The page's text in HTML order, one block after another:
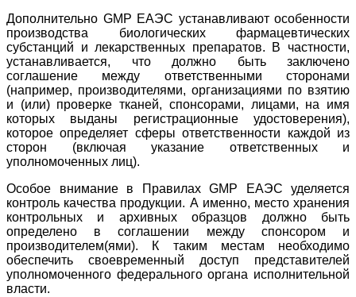
Дополнительно GMP ЕАЭС устанавливают особенности
производства биологических фармацевтических
субстанций и лекарственных препаратов. В частности,
устанавливается, что должно быть заключено
соглашение между ответственными сторонами
(например, производителями, организациями по взятию
и (или) проверке тканей, спонсорами, лицами, на имя
которых выданы регистрационные удостоверения),
которое определяет сферы ответственности каждой из
сторон (включая указание ответственных и
уполномоченных лиц).
Особое внимание в Правилах GMP ЕАЭС уделяется
контроль качества продукции. А именно, место хранения
контрольных и архивных образцов должно быть
определено в соглашении между спонсором и
производителем(ями). К таким местам необходимо
обеспечить своевременный доступ представителей
уполномоченного федерального органа исполнительной
власти.